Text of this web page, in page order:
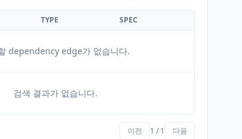
TYPE SPEC
dependency edge가 없습니다.
검색 결과가 없습니다.
이전 1 / 1 다음